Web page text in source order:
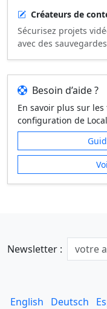
Créateurs de
Sécurisez projets
avec des
Besoin d’aide ?
En savoir plus sur
configuration de
Newsletter :
English Deutsch